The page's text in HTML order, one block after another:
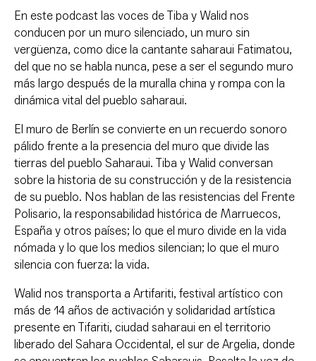
En este podcast las voces de Tiba y Walid nos
conducen por un muro silenciado, un muro sin
vergüenza, como dice la cantante saharaui Fatimatou,
del que no se habla nunca, pese a ser el segundo muro
más largo después de la muralla china y rompa con la
dinámica vital del pueblo saharaui.
El muro de Berlín se convierte en un recuerdo sonoro
pálido frente a la presencia del muro que divide las
tierras del pueblo Saharaui. Tiba y Walid conversan
sobre la historia de su construcción y de la resistencia
de su pueblo. Nos hablan de las resistencias del Frente
Polisario, la responsabilidad histórica de Marruecos,
España y otros países; lo que el muro divide en la vida
nómada y lo que los medios silencian; lo que el muro
silencia con fuerza: la vida.
Walid nos transporta a Artifariti, festival artístico con
más de 14 años de activación y solidaridad artística
presente en Tifariti, ciudad saharaui en el territorio
liberado del Sahara Occidental, el sur de Argelia, donde